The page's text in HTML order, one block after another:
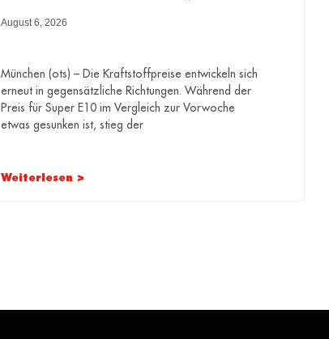
fünf US-Dollar gesunken –
erhebliches Potenzial für
Preissenkungen
August 6, 2026
München (ots) – Die Kraftstoffpreise entwickeln sich
erneut in gegensätzliche Richtungen. Während der
Preis für Super E10 im Vergleich zur Vorwoche
etwas gesunken ist, stieg der
Weiterlesen >